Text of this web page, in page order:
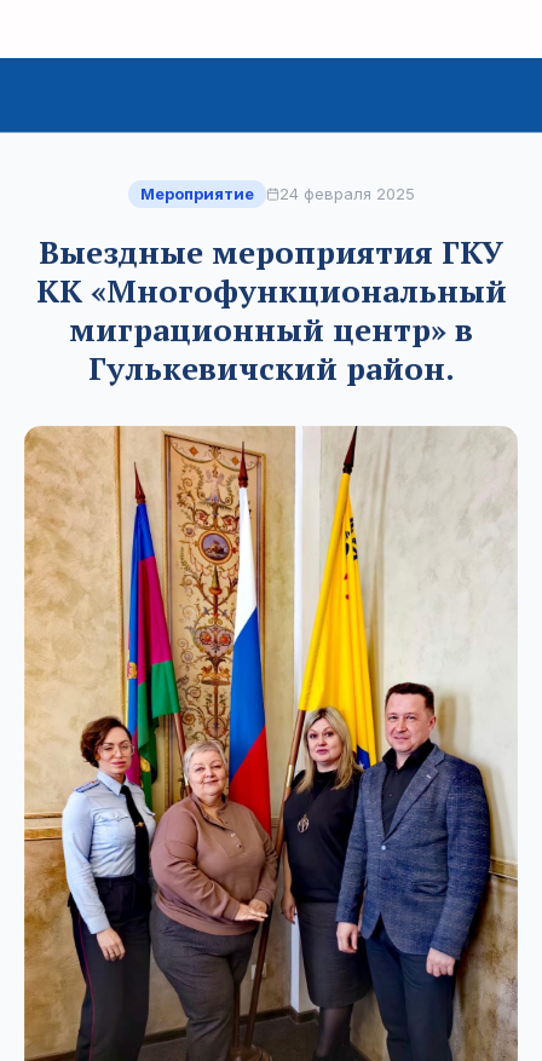
Мероприятие 24 февраля 2025
Выездные мероприятия ГКУ
КК «Многофункциональный
миграционный центр» в
Гулькевичский район.